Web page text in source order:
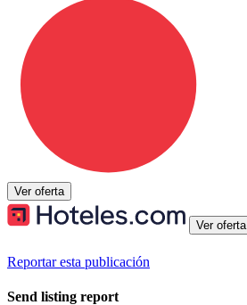
Ver oferta
Ver oferta
Reportar esta publicación
Send listing report